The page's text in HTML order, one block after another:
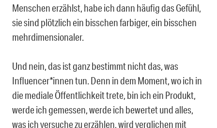
Menschen erzählst, habe ich dann häufig das Gefühl,
sie sind plötzlich ein bisschen farbiger, ein bisschen
mehrdimensionaler.
Und nein, das ist ganz bestimmt nicht das, was
Influencer*innen tun. Denn in dem Moment, wo ich in
die mediale Öffentlichkeit trete, bin ich ein Produkt,
werde ich gemessen, werde ich bewertet und alles,
was ich versuche zu erzählen, wird verglichen mit